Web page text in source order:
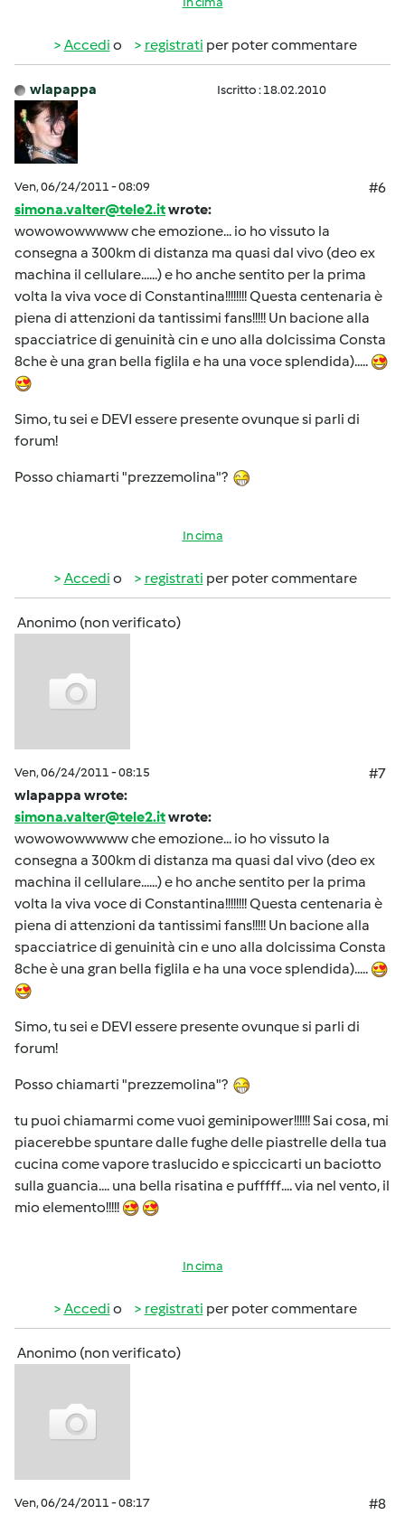
Accedi o registrati per poter commentare
wlapappa Iscritto : 18.02.2010
Ven, 06/24/2011 - 08:09
#6
simona.valter@tele2.itwrote:
wowowowwwww che emozione... io ho vissuto la
consegna a 300km di distanza ma quasi dal vivo (deo ex
machina il cellulare......) e ho anche sentito per la prima
volta la viva voce di Constantina!!!!!!!! Questa centenaria è
piena di attenzioni da tantissimi fans!!!!! Un bacione alla
spacciatrice di genuinità cin e uno alla dolcissima Consta
8che è una gran bella figlila e ha una voce splendida).....
Simo, tu sei e DEVI essere presente ovunque si parli di
forum!
Posso chiamarti "prezzemolina"?
In cima
Accedi o registrati per poter commentare
Anonimo (non verificato)
Ven, 06/24/2011 - 08:15
#7
wlapappa wrote:
simona.valter@tele2.itwrote:
wowowowwwww che emozione... io ho vissuto la
consegna a 300km di distanza ma quasi dal vivo (deo ex
machina il cellulare......) e ho anche sentito per la prima
volta la viva voce di Constantina!!!!!!!! Questa centenaria è
piena di attenzioni da tantissimi fans!!!!! Un bacione alla
spacciatrice di genuinità cin e uno alla dolcissima Consta
8che è una gran bella figlila e ha una voce splendida).....
Simo, tu sei e DEVI essere presente ovunque si parli di
forum!
Posso chiamarti "prezzemolina"?
tu puoi chiamarmi come vuoi geminipower!!!!!! Sai cosa, mi
piacerebbe spuntare dalle fughe delle piastrelle della tua
cucina come vapore traslucido e spiccicarti un baciotto
sulla guancia.... una bella risatina e pufffff.... via nel vento, il
mio elemento!!!!!
In cima
Accedi o registrati per poter commentare
Anonimo (non verificato)
Ven, 06/24/2011 - 08:17
#8